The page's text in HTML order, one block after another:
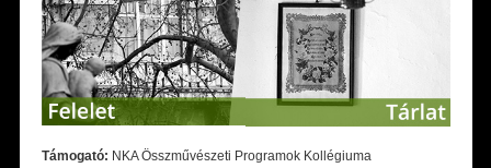
Támogató: NKA Összművészeti Programok Kollégiuma